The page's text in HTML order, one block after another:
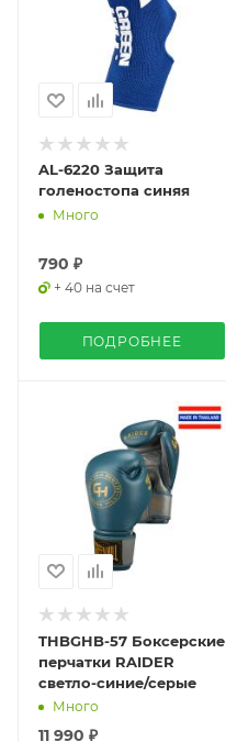
AL-6220 Защита
голеностопа синяя
Много
790 ₽
+ 40 на счет
ПОДРОБНЕЕ
THBGHB-57 Боксерские
перчатки RAIDER
светло-синие/серые
Много
11 990 ₽